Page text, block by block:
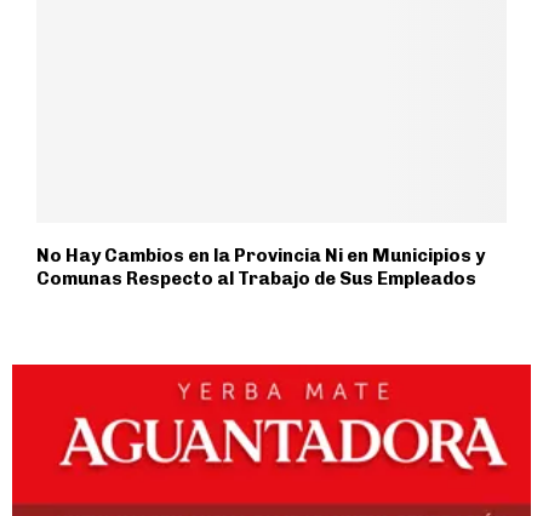
No Hay Cambios en la Provincia Ni en Municipios y
Comunas Respecto al Trabajo de Sus Empleados